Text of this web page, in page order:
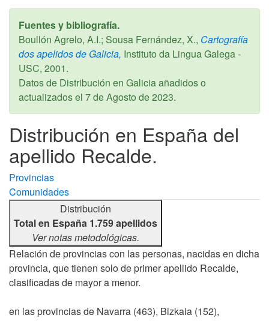
Fuentes y bibliografía.
Boullón Agrelo, A.I.; Sousa Fernández, X., Cartografía
dos apelidos de Galicia, Instituto da Lingua Galega -
USC, 2001.
Datos de Distribución en Galicia añadidos o
actualizados el 7 de Agosto de 2023.
Distribución en España del
apellido Recalde.
Provincias
Comunidades
Distribución
Total en España 1.759 apellidos
Ver notas metodológicas.
Relación de provincias con las personas, nacidas en dicha
provincia, que tienen solo de primer apellido Recalde,
clasificadas de mayor a menor.
en las provincias de Navarra (463), Bizkaia (152),